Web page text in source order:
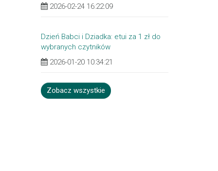
2026-02-24 16:22:09
Dzień Babci i Dziadka: etui za 1 zł do
wybranych czytników
2026-01-20 10:34:21
Zobacz wszystkie